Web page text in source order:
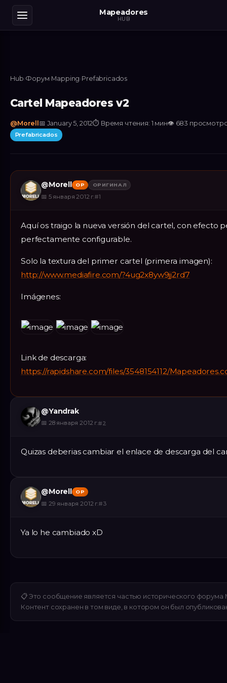
Mapeadores
HUB
Hub›Форум›Mapping›Prefabricados
Cartel Mapeadores v2
@Morell 📅 January 5, 2012⏱ Время чтения: 1 мин👁 683
Prefabricados
@Morell OP ОРИГИНАЛ
📅 5 января 2012 г.#1
Aquí os traigo la nueva versión del cartel, con efecto
perfectamente configurable.
Solo la textura del primer cartel (primera imagen):
http://www.mediafire.com/?4ug2x8yw9jj2rd7
Imágenes:
Link de descarga:
https://rapidshare.com/files/3548154112/
@Yandrak
📅 28 января 2012 г.#2
Quizas deberias cambiar el enlace de descarga del
@Morell OP
📅 29 января 2012 г.#3
Ya lo he cambiado xD
📋 Это сообщение является частью исторического форума
Контент сохранен в том виде, в котором он был